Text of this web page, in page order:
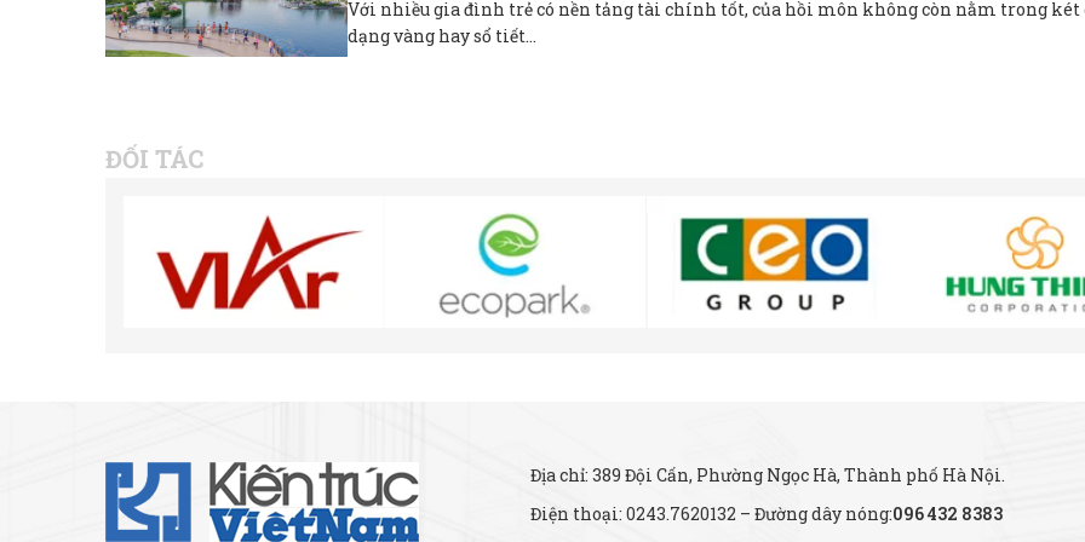
Với nhiều gia đình trẻ có nền tảng tài chính tốt, của hồi môn không còn nằm trong két
dạng vàng hay sổ tiết...
ĐỐI TÁC
Địa chỉ: 389 Đội Cấn, Phường Ngọc Hà, Thành phố Hà Nội.
Điện thoại: 0243.7620132 – Đường dây nóng:096 432 8383